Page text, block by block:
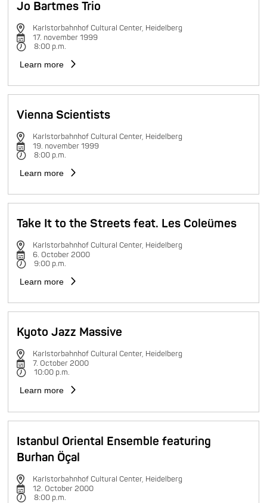
Jo Bartmes Trio
Karlstorbahnhof Cultural Center, Heidelberg
17. november 1999
8:00 p.m.
Learn more
Vienna Scientists
Karlstorbahnhof Cultural Center, Heidelberg
19. november 1999
8:00 p.m.
Learn more
Take It to the Streets feat. Les Coleümes
Karlstorbahnhof Cultural Center, Heidelberg
6. October 2000
9:00 p.m.
Learn more
Kyoto Jazz Massive
Karlstorbahnhof Cultural Center, Heidelberg
7. October 2000
10:00 p.m.
Learn more
Istanbul Oriental Ensemble featuring
Burhan Öçal
Karlstorbahnhof Cultural Center, Heidelberg
12. October 2000
8:00 p.m.